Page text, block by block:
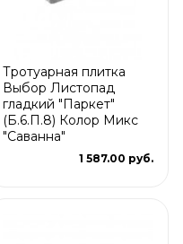
Тротуарная плитка
Выбор Листопад
гладкий "Паркет"
(Б.6.П.8) Колор Микс
"Саванна"
1 587.00 руб.